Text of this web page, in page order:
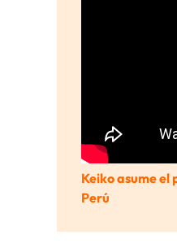
Keiko asume el
Perú